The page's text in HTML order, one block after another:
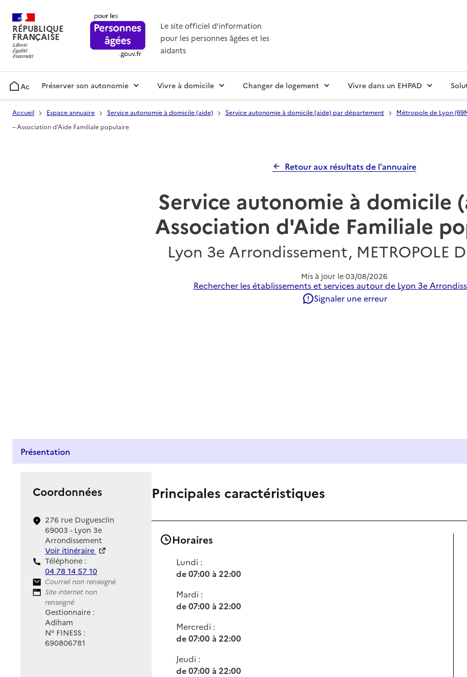
RÉPUBLIQUE
FRANÇAISE
Le site officiel d'information
pour les personnes âgées et les
aidants
AccueilPréserver son autonomie Vivre à domicile Changer de logement Vivre dans un EHPAD
Accueil Espace annuaire Service autonomie à domicile (aide) Service autonomie à domicile (aide) par département Métropole de Lyon
– Association d'Aide Familiale populaire
Retour aux résultats de l'annuaire
Service autonomie à domicile
Association d'Aide Familiale
Lyon 3e Arrondissement, METROPOLE
Mis à jour le 03/08/2026
Rechercher les établissements et services autour de Lyon 3e
Signaler une erreur
Présentation
Coordonnées
276 rue Duguesclin
69003 - Lyon 3e
Arrondissement
Voir itinéraire
Téléphone :
04 78 14 57 10
Contact
Courriel non renseigné
Site Internet
Site internet non
renseigné
Gestionnaire :
Adiham
N° FINESS :
690806781
Principales caractéristiques
Horaires
Lundi :
de 07:00 à 22:00
Mardi :
de 07:00 à 22:00
Mercredi :
de 07:00 à 22:00
Jeudi :
de 07:00 à 22:00